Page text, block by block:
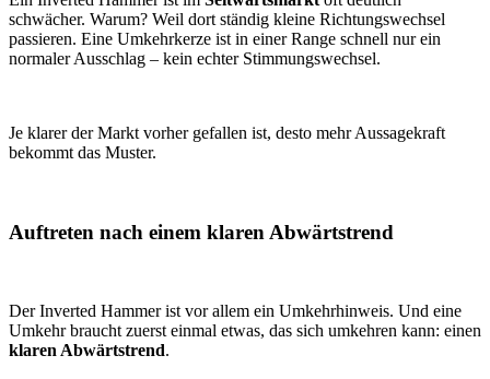
schwächer. Warum? Weil dort ständig kleine Richtungswechsel
passieren. Eine Umkehrkerze ist in einer Range schnell nur ein
normaler Ausschlag – kein echter Stimmungswechsel.
Je klarer der Markt vorher gefallen ist, desto mehr Aussagekraft
bekommt das Muster.
Auftreten nach einem klaren Abwärtstrend
Der Inverted Hammer ist vor allem ein Umkehrhinweis. Und eine
Umkehr braucht zuerst einmal etwas, das sich umkehren kann: einen
klaren Abwärtstrend.